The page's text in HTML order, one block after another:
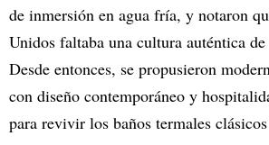
de inmersión en agua fría, y notaron
Unidos faltaba una cultura auténtica de
Desde entonces, se propusieron
con diseño contemporáneo y
para revivir los baños termales